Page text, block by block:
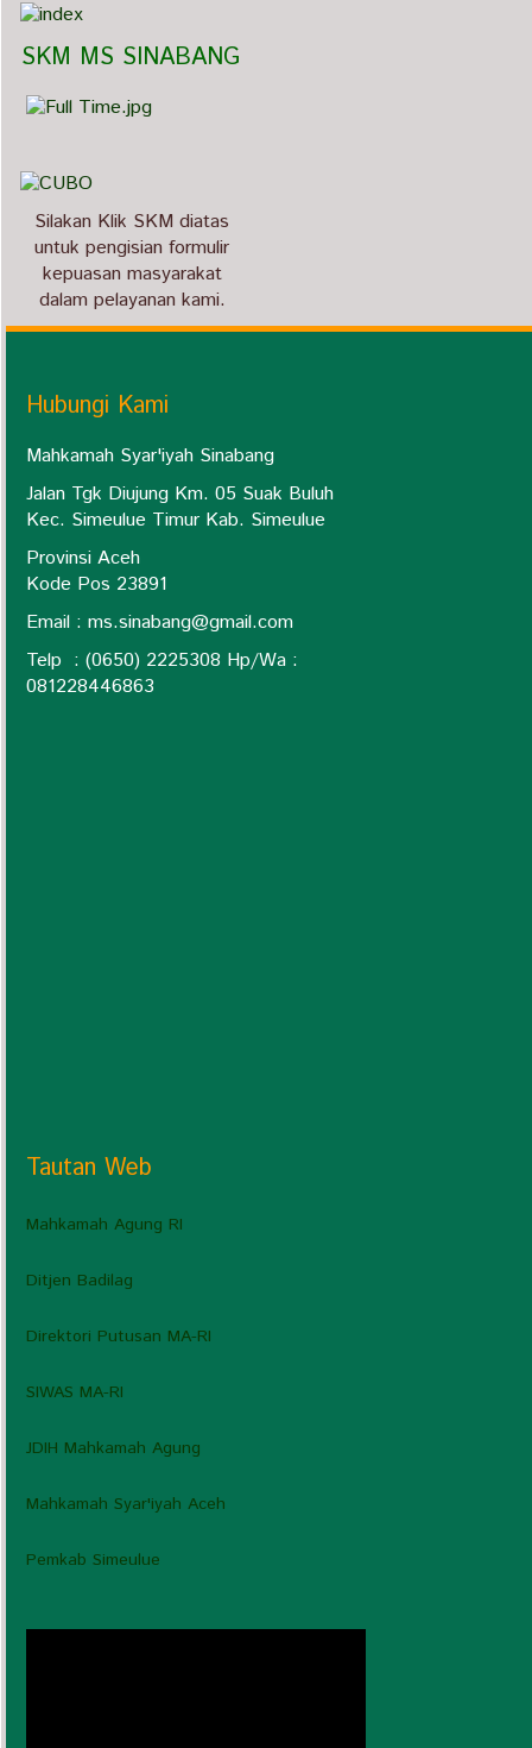
   SKM MS SINABANG
Silakan Klik SKM diatas
untuk pengisian formulir
kepuasan masyarakat
dalam pelayanan kami.
Hubungi Kami
Mahkamah Syar'iyah Sinabang
Jalan Tgk Diujung Km. 05 Suak Buluh
Kec. Simeulue Timur Kab. Simeulue
Provinsi Aceh
Kode Pos 23891
Email : ms.sinabang@gmail.com
Telp : (0650) 2225308 Hp/Wa :
081228446863
Tautan Web
Mahkamah Agung RI
Ditjen Badilag
Direktori Putusan MA-RI
SIWAS MA-RI
JDIH Mahkamah Agung
Mahkamah Syar'iyah Aceh
Pemkab Simeulue